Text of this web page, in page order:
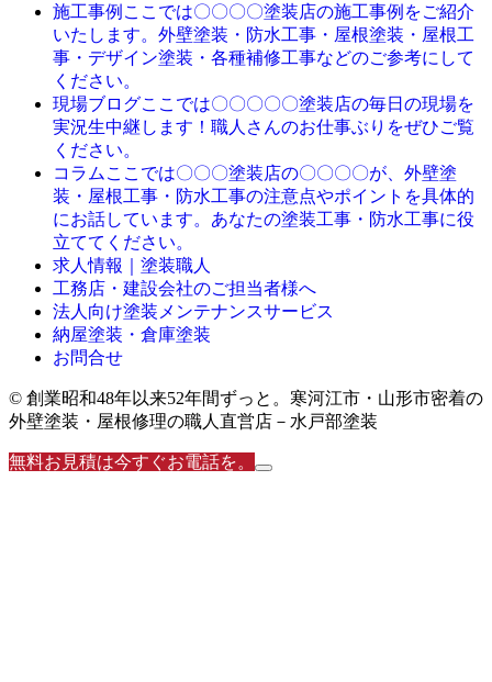
施工事例 ここでは〇〇〇〇塗装店の施工事例をご紹介
いたします。外壁塗装・防水工事・屋根塗装・屋根工
事・デザイン塗装・各種補修工事などのご参考にして
ください。
現場ブログここでは〇〇〇〇〇塗装店の毎日の現場を
実況生中継します！職人さんのお仕事ぶりをぜひご覧
ください。
コラム ここでは〇〇〇塗装店の〇〇〇〇が、外壁塗
装・屋根工事・防水工事の注意点やポイントを具体的
にお話しています。あなたの塗装工事・防水工事に役
立ててください。
求人情報｜塗装職人
工務店・建設会社のご担当者様へ
法人向け塗装メンテナンスサービス
納屋塗装・倉庫塗装
お問合せ
© 創業昭和48年以来52年間ずっと。寒河江市・山形市密着の
外壁塗装・屋根修理の職人直営店－水戸部塗装
無料お見積は今すぐお電話を。